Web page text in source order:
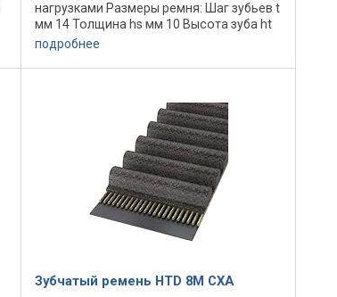
нагрузками Размеры ремня: Шаг зубьев t
мм 14 Толщина hs мм 10 Высота зуба ht
мм 6,1 Номинальная длина Lp/Lw мм ...
Количество зубьев ... Профиль
Маркировка ...
подробнее
Зубчатый ремень HTD 8M CXA